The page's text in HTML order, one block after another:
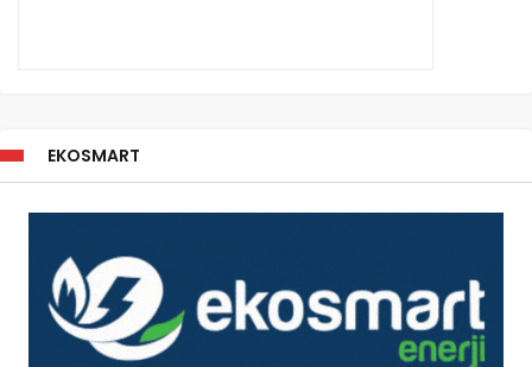
EKOSMART